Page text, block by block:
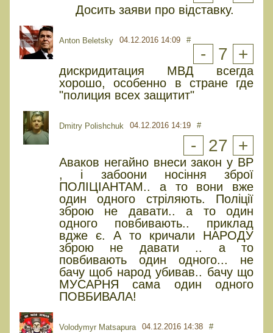
Досить заяви про відставку.
Anton Beletsky 04.12.2016 14:09 #
- 7 +
дискридитация МВД всегда
хорошо, особенно в стране где
"полиция всех защитит"
Dmitry Polishchuk 04.12.2016 14:19 #
- 27 +
Аваков негайно внеси закон у ВР
, і забоони носіння зброї
ПОЛІЦІАНТАМ.. а то вони вже
один одного стріляють. Поліції
зброю не давати.. а то один
одного повбивають.. приклад
вдже є. А то кричали НАРОДУ
зброю не давати .. а то
повбивають один одного... не
бачу щоб народ убивав.. бачу що
МУСАРНЯ сама один одного
ПОВБИВАЛА!
Volodymyr Matsapura 04.12.2016 14:38 #